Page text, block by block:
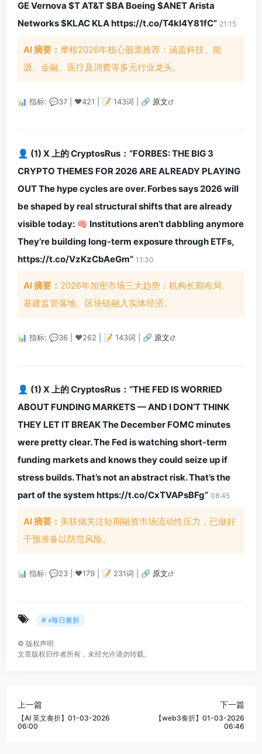
GE Vernova $T AT&T $BA Boeing $ANET Arista
Networks $KLAC KLA https://t.co/T4kl4Y81fC” 21:15
AI 摘要： 摩根2026年核心股票推荐：涵盖科技、能
源、金融、医疗及消费等多元行业龙头。
📊 指标: 💬37 | ❤️421 | 📝 143词 | 🔗 原文
👤 (1) X 上的 CryptosRus：“FORBES: THE BIG 3
CRYPTO THEMES FOR 2026 ARE ALREADY PLAYING
OUT The hype cycles are over. Forbes says 2026 will
be shaped by real structural shifts that are already
visible today: 🧠 Institutions aren’t dabbling anymore
They’re building long-term exposure through ETFs,
https://t.co/VzKzCbAeGm” 11:30
AI 摘要： 2026年加密市场三大趋势：机构长期布局、
基建监管落地、区块链融入实体经济。
📊 指标: 💬36 | ❤️262 | 📝 143词 | 🔗 原文
👤 (1) X 上的 CryptosRus：“THE FED IS WORRIED
ABOUT FUNDING MARKETS — AND I DON’T THINK
THEY LET IT BREAK The December FOMC minutes
were pretty clear. The Fed is watching short-term
funding markets and knows they could seize up if
stress builds. That’s not an abstract risk. That’s the
part of the system https://t.co/CxTVAPsBFg” 08:45
AI 摘要： 美联储关注短期融资市场流动性压力，已做好
干预准备以防范风险。
📊 指标: 💬23 | ❤️179 | 📝 231词 | 🔗 原文
# x每日奏折
© 版权声明
文章版权归作者所有，未经允许请勿转载。
上一篇
【AI 英文奏折】01-03-2026
06:00
下一篇
【web3奏折】01-03-2026
06:46